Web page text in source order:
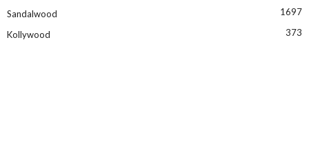
Sandalwood 1697
Kollywood 373